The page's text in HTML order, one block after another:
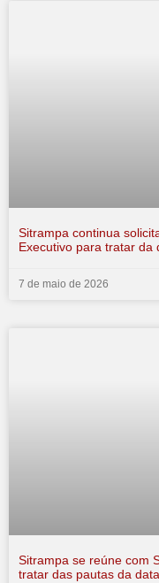
Sitrampa continua
Executivo para tratar da
7 de maio de 2026
Sitrampa se reúne com
tratar das pautas da